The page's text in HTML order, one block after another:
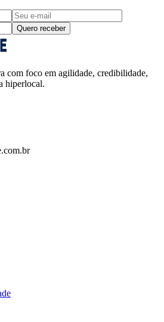
Quero receber
com foco em agilidade, credibilidade,
hiperlocal.